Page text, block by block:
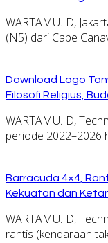
WARTAMU.ID,
(N5) dari Cape
Download Logo
Filosofi Religius,
WARTAMU.ID,
periode 2022–2026
Barracuda 4×4,
Kekuatan dan
WARTAMU.ID,
rantis (kendaraan